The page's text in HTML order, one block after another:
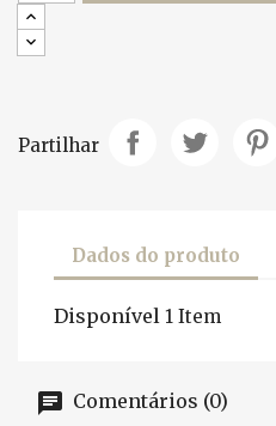
Partilhar
Dados do produto
Disponível 1 Item
Comentários (0)